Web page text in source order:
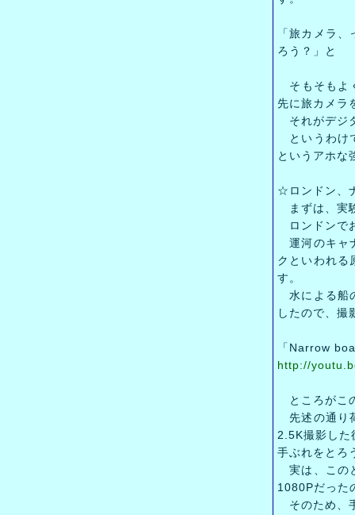
「旅カメラ
ろう？」と
そもそもよ
先に旅カメラ
それがデジ
というわけ
というアホな
☆ロンドン、
まずは、実
ロンドンで
運河のキャ
クといわれる
す。
水による船
したので、撮
「Narrow
http://
ところがこ
先述の通り
2.5K撮影した
手ぶれをと
実は、この
1080Pだった
そのため、